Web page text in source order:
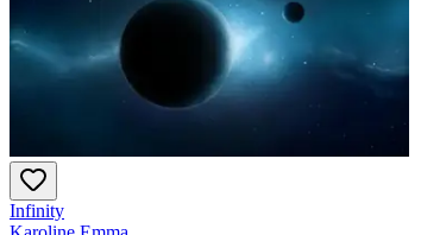
Infinity